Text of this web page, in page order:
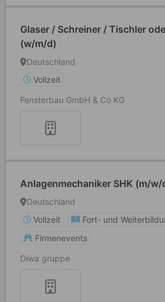
Glaser / Schreiner / Tischler
(w/m/d)
Deutschland
Vollzeit
Fensterbau GmbH & Co KG
Anlagenmechaniker SHK (m/w/
Deutschland
Vollzeit
Fort- und
Firmenevents
Diwa gruppe